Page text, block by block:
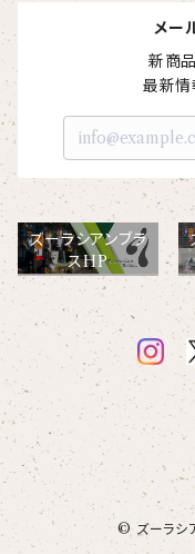
メー
新商
最新情
ズーラシアンブラ
スHP
© ズーラシ